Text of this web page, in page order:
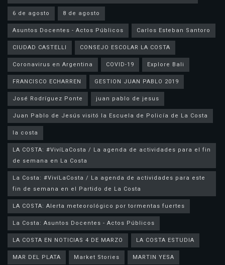
6 de agosto
8 de agosto
Asuntos Docentes - Actos Públicos
Carlos Esteban Santoro
CIUDAD CASTELLI
CONSEJO ESCOLAR LA COSTA
Coronavirus en Argentina
COVID-19
Explore Bali
FRANCISCO ECHARREN
GESTION JUAN PABLO 2019
José Rodríguez Ponte
juan pablo de jesus
la costa
LA COSTA: #VivíLaCosta / La agenda de actividades para el fin
de semana en La Costa
La Costa: #VivíLaCosta / La agenda de actividades para este
fin de semana en el Partido de La Costa
LA COSTA: Alerta meteorológico por tormentas fuertes
La Costa: Asuntos Docentes - Actos Públicos
LA COSTA EN NOTICIAS 4 DE MARZO
LA COSTA ESTUDIA
MAR DEL PLATA
Market Stories
MARTIN YESA